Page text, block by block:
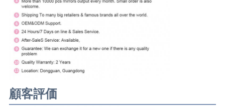
わたしたち を 選ぶ の は なぜ です
か